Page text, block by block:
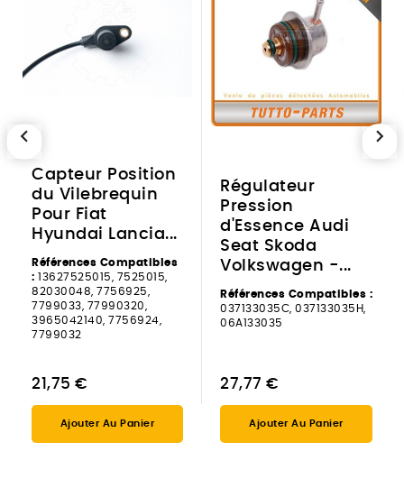
Capteur Position
du Vilebrequin
Pour Fiat
Hyundai Lancia...
Références Compatibles
: 13627525015, 7525015,
82030048, 7756925,
7799033, 77990320,
3965042140, 7756924,
7799032
21,75 €
Ajouter Au Panier
Régulateur
Pression
d'Essence Audi
Seat Skoda
Volkswagen -...
Références Compatibles :
037133035C, 037133035H,
06A133035
27,77 €
Ajouter Au Panier
chevron_left chevron_right